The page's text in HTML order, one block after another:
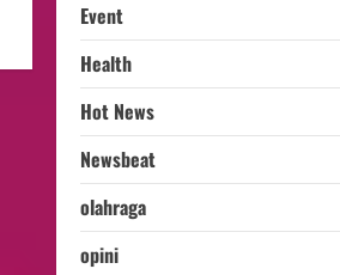
Event
Health
Hot News
Newsbeat
olahraga
opini